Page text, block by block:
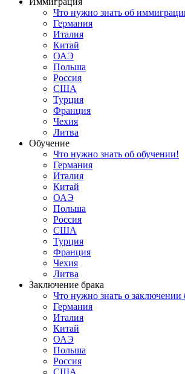
Что нужно знать об
Германия
Италия
Китай
ОАЭ
Польша
Россия
США
Турция
Франция
Чехия
Литва
Обучение
Что нужно знать об обучении!
Германия
Италия
Китай
ОАЭ
Польша
Россия
США
Турция
Франция
Чехия
Литва
Заключение брака
Что нужно знать о заключении
Германия
Италия
Китай
ОАЭ
Польша
Россия
США